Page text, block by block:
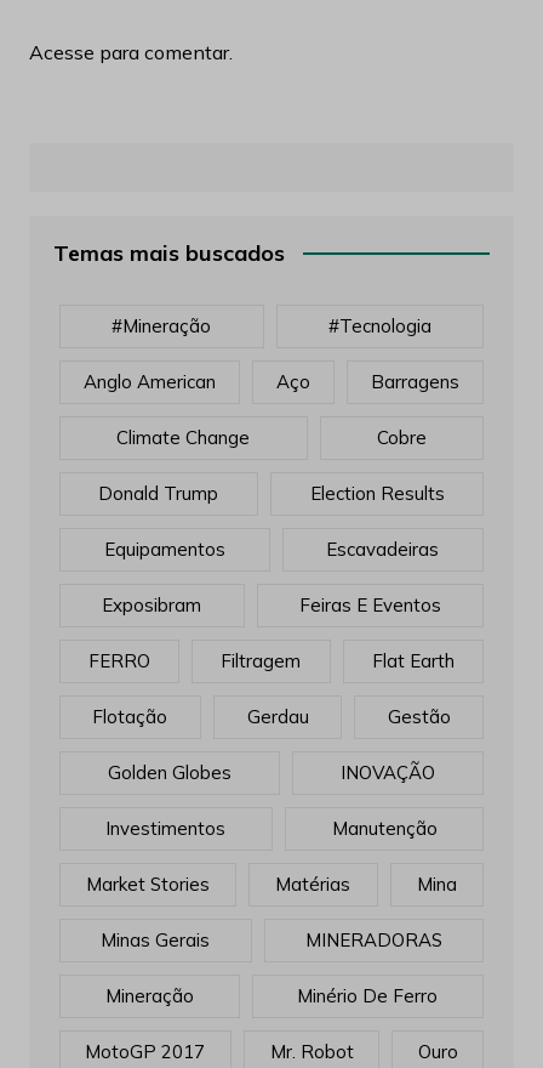
Acesse para comentar.
Temas mais buscados
#mineração #tecnologia
Anglo American Aço Barragens
Climate Change Cobre
Donald Trump Election Results
Equipamentos Escavadeiras
Exposibram Feiras E Eventos
FERRO Filtragem Flat Earth
Flotação Gerdau Gestão
Golden Globes INOVAÇÃO
Investimentos Manutenção
Market Stories Matérias Mina
Minas Gerais MINERADORAS
Mineração Minério De Ferro
MotoGP 2017 Mr. Robot Ouro